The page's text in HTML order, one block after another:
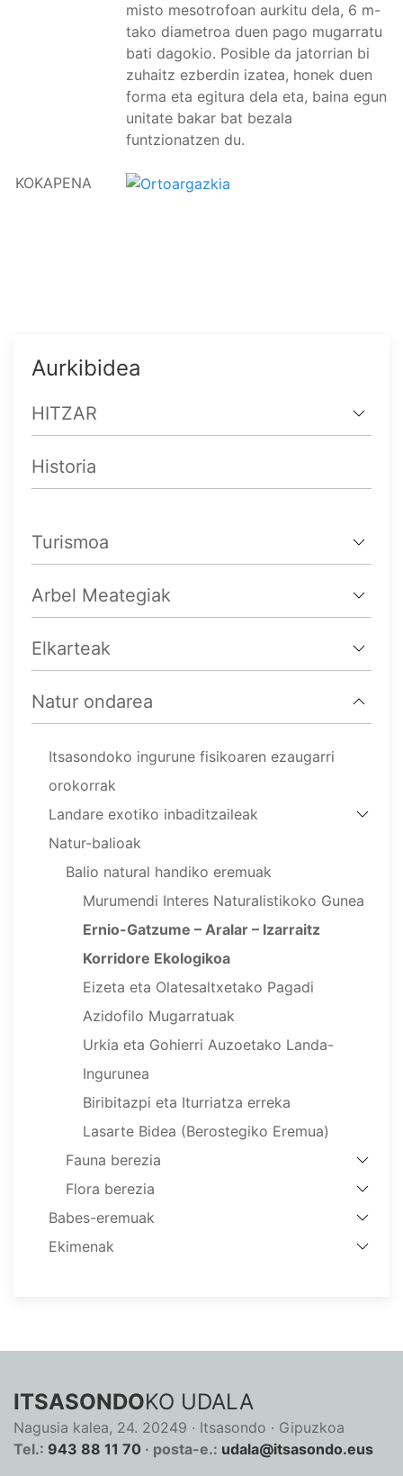
misto mesotrofoan aurkitu dela, 6 m-
tako diametroa duen pago mugarratu
bati dagokio. Posible da jatorrian bi
zuhaitz ezberdin izatea, honek duen
forma eta egitura dela eta, baina egun
unitate bakar bat bezala
funtzionatzen du.
KOKAPENA
Aurkibidea
HITZAR
Historia
Turismoa
Arbel Meategiak
Elkarteak
Natur ondarea
Itsasondoko ingurune fisikoaren ezaugarri
orokorrak
Landare exotiko inbaditzaileak
Natur-balioak
Balio natural handiko eremuak
Murumendi Interes Naturalistikoko Gunea
Ernio-Gatzume – Aralar – Izarraitz
Korridore Ekologikoa
Eizeta eta Olatesaltxetako Pagadi
Azidofilo Mugarratuak
Urkia eta Gohierri Auzoetako Landa-
Ingurunea
Biribitazpi eta Iturriatza erreka
Lasarte Bidea (Berostegiko Eremua)
Fauna berezia
Flora berezia
Babes-eremuak
Ekimenak
ITSASONDOKO UDALA
Nagusia kalea, 24. 20249 · Itsasondo · Gipuzkoa
Tel.: 943 88 11 70 · posta-e.: udala@itsasondo.eus